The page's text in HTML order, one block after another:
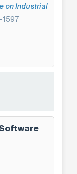
on Industrial